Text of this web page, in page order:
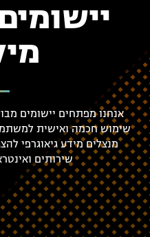
אנחנו מפתחים יישומים
שימוש חכמה ואישית
מנצלים מידע גיאוגרפי
שירותים